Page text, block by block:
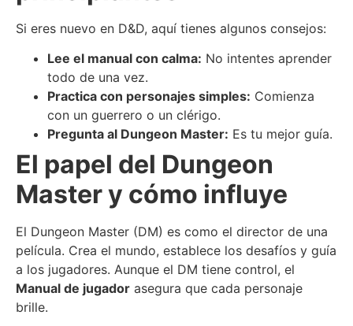
Si eres nuevo en D&D, aquí tienes algunos consejos:
Lee el manual con calma: No intentes aprender
todo de una vez.
Practica con personajes simples: Comienza
con un guerrero o un clérigo.
Pregunta al Dungeon Master: Es tu mejor guía.
El papel del Dungeon
Master y cómo influye
El Dungeon Master (DM) es como el director de una
película. Crea el mundo, establece los desafíos y guía
a los jugadores. Aunque el DM tiene control, el
Manual de jugador asegura que cada personaje
brille.